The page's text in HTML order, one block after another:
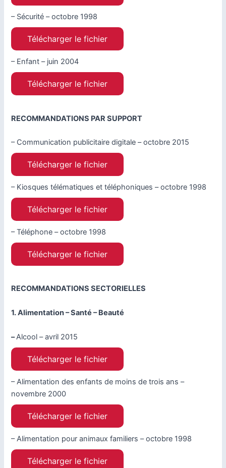
– Sécurité – octobre 1998
Télécharger le fichier
– Enfant – juin 2004
Télécharger le fichier
RECOMMANDATIONS PAR SUPPORT
– Communication publicitaire digitale – octobre 2015
Télécharger le fichier
– Kiosques télématiques et téléphoniques – octobre 1998
Télécharger le fichier
– Téléphone – octobre 1998
Télécharger le fichier
RECOMMANDATIONS SECTORIELLES
1. Alimentation – Santé – Beauté
–Alcool – avril 2015
Télécharger le fichier
– Alimentation des enfants de moins de trois ans –
novembre 2000
Télécharger le fichier
– Alimentation pour animaux familiers – octobre 1998
Télécharger le fichier